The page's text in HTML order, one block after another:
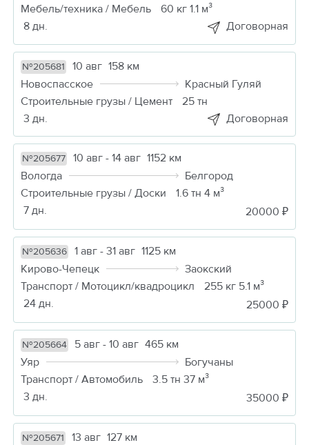
Мебель/техника / Мебель
60 кг 1.1 м³
8 дн.
Договорная
№205681 10 авг 158 км
Новоспасское
Красный Гуляй
Строительные грузы / Цемент
25 тн
3 дн.
Договорная
№205677 10 авг - 14 авг 1152 км
Вологда
Белгород
Строительные грузы / Доски
1.6 тн 4 м³
7 дн.
20000 ₽
№205636 1 авг - 31 авг 1125 км
Кирово-Чепецк
Заокский
Транспорт / Мотоцикл/квадроцикл
255 кг 5.1 м³
24 дн.
25000 ₽
№205664 5 авг - 10 авг 465 км
Уяр
Богучаны
Транспорт / Автомобиль
3.5 тн 37 м³
3 дн.
35000 ₽
№205671 13 авг 127 км